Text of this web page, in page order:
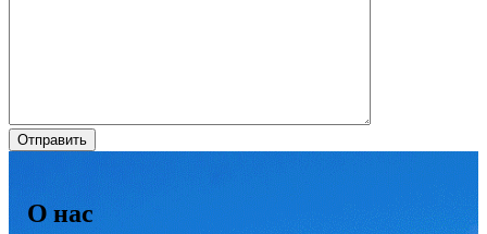
О нас